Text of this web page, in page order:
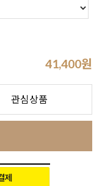
41,400원
관심상품